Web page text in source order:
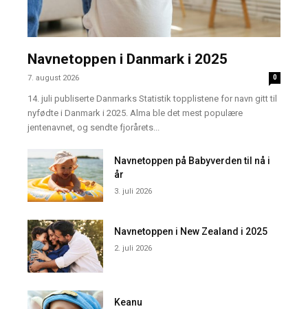
Navnetoppen i Danmark i 2025
7. august 2026 0
14. juli publiserte Danmarks Statistik topplistene for navn gitt til
nyfødte i Danmark i 2025. Alma ble det mest populære
jentenavnet, og sendte fjorårets...
Navnetoppen på Babyverden til nå i
år
3. juli 2026
Navnetoppen i New Zealand i 2025
2. juli 2026
Keanu